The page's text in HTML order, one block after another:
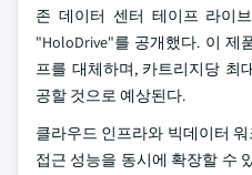
존 데이터 센터 테이프 라이
"HoloDrive"를 공개했다. 이 제
프를 대체하며, 카트리지당 최
공할 것으로 예상된다.
클라우드 인프라와 빅데이터
접근 성능을 동시에 확장할 수